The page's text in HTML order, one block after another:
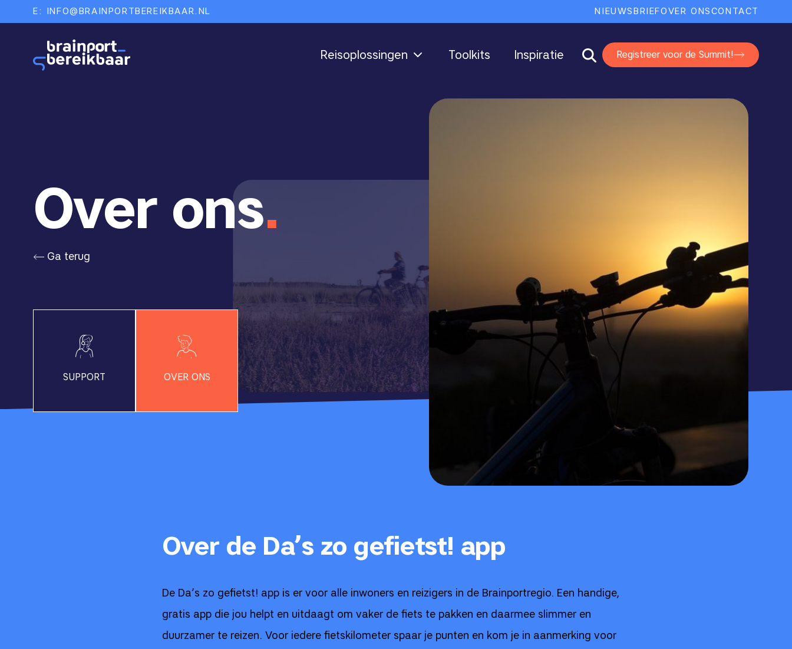
E: INFO@BRAINPORTBEREIKBAAR.NL NIEUWSBRIEFOVER ONSCONTACT
Reisoplossingen Toolkits Inspiratie Registreer voor de Summit!
Over ons
Ga terug
SUPPORT OVER ONS
Over de Da’s zo gefietst! app
De Da’s zo gefietst! app is er voor alle inwoners en reizigers in de Brainportregio. Een handige,
gratis app die jou helpt en uitdaagt om vaker de fiets te pakken en daarmee slimmer en
duurzamer te reizen. Voor iedere fietskilometer spaar je punten en kom je in aanmerking voor